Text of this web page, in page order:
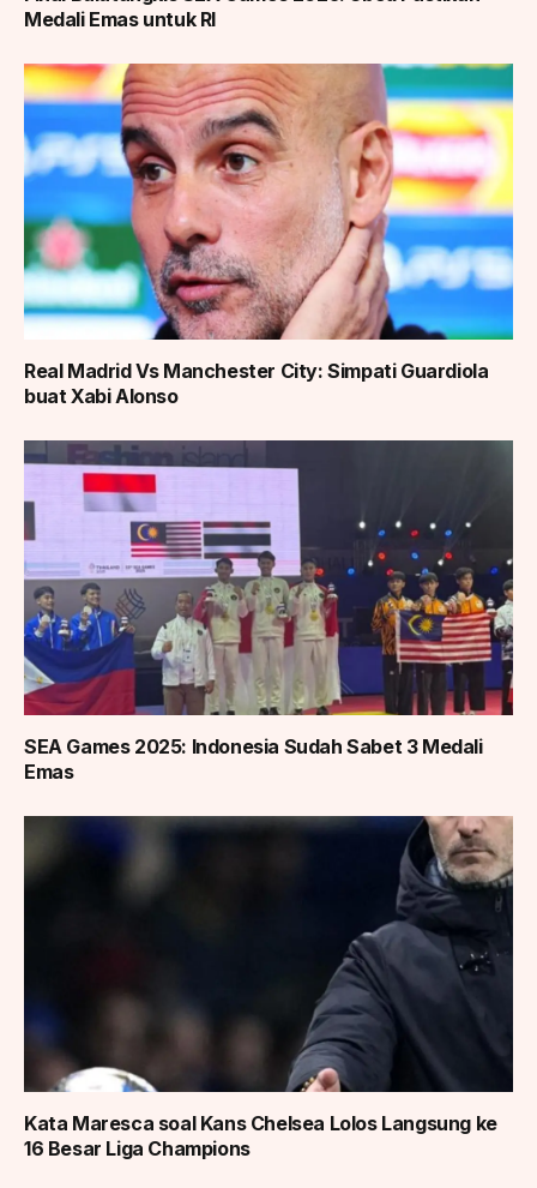
Medali Emas untuk RI
Real Madrid Vs Manchester City: Simpati Guardiola
buat Xabi Alonso
SEA Games 2025: Indonesia Sudah Sabet 3 Medali
Emas
Kata Maresca soal Kans Chelsea Lolos Langsung ke
16 Besar Liga Champions